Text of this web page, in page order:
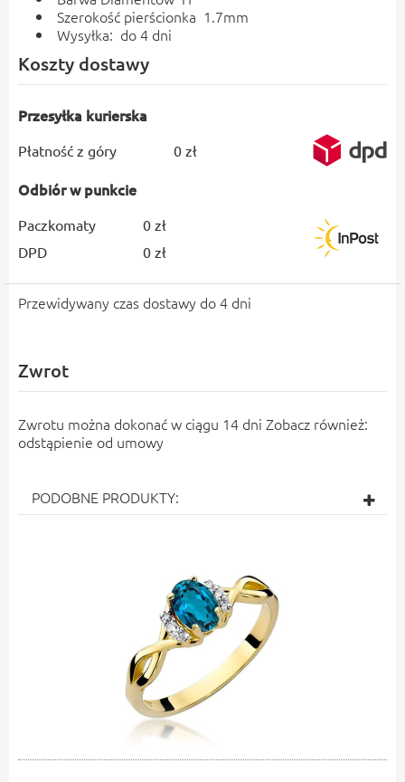
Szerokość pierścionka 1.7mm
Wysyłka: do 4 dni
Koszty dostawy
Przesyłka kurierska
Płatność z góry 0 zł
Odbiór w punkcie
Paczkomaty
0 zł
DPD
0 zł
Przewidywany czas dostawy do 4 dni
Zwrot
Zwrotu można dokonać w ciągu 14 dni Zobacz również:
odstąpienie od umowy
PODOBNE PRODUKTY: